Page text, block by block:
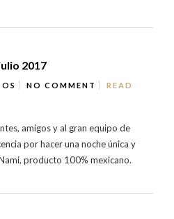
2017
NO COMMENT
READ
amigos y al gran equipo de
por hacer una noche única y
producto 100% mexicano.